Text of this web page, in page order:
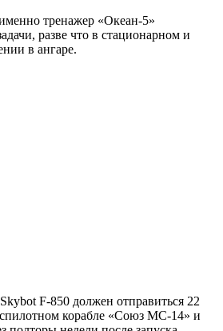
тренажер «Океан-5»
разве что в стационарном и
в ангаре.
F-850 должен отправиться 22
корабле «Союз МС-14» и